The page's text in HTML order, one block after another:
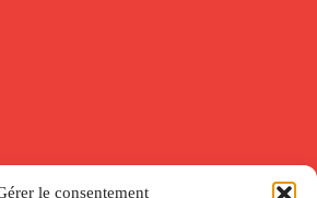
le consentement
vente